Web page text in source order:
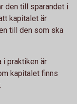
den till sparandet i
kapitalet är
till den som ska
i praktiken är
kapitalet finns